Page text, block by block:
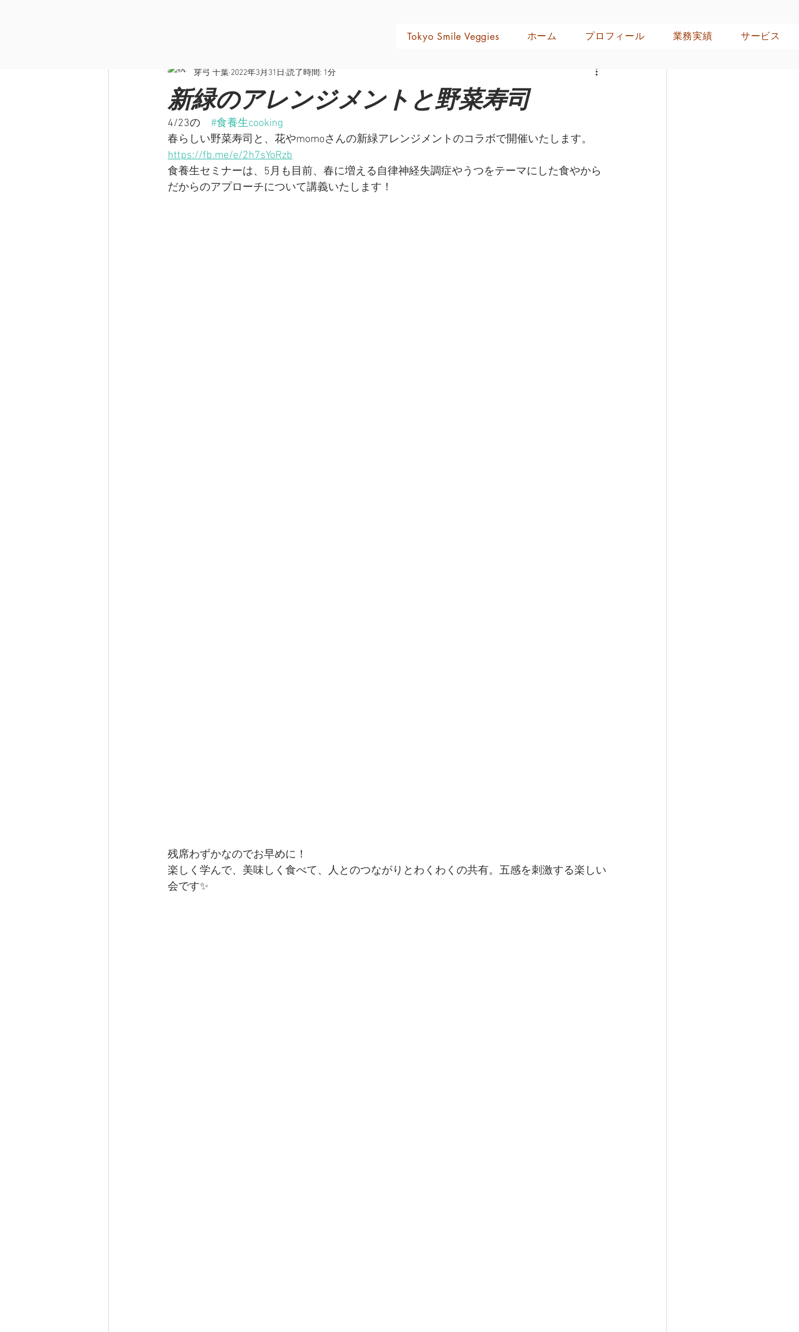
新緑のアレンジメントと野菜寿司
芽弓 千葉 2022年3月31日 読了時間: 1分
4/23の #食養生cooking
春らしい野菜寿司と、花やmomoさんの新緑アレンジメントのコラボで開催いたします。
https://fb.me/e/2h7sYoRzb
食養生セミナーは、5月も目前、春に増える自律神経失調症やうつをテーマにした食やから
だからのアプローチについて講義いたします！
残席わずかなのでお早めに！
楽しく学んで、美味しく食べて、人とのつながりとわくわくの共有。五感を刺激する楽しい
会です✨
Tokyo Smile Veggies ホーム プロフィール 業務実績 サービス